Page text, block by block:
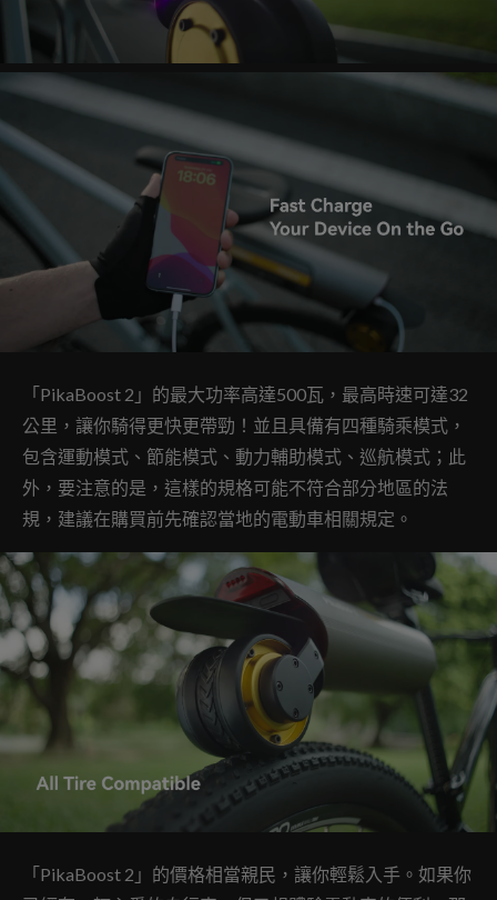
「PikaBoost 2」的最大功率高達​​500瓦，最高時速可達32
公里，讓你騎得更快更帶勁！並且具備有四種騎乘模式，
包含運動模式、節能模式、動力輔助模式、巡航模式；此
外，要注意的是，這樣的規格可能不符合部分地區的法
規，建議在購買前先確認當地的電動車相關規定。
「PikaBoost 2」的價格相當親民，讓你輕鬆入手。如果你